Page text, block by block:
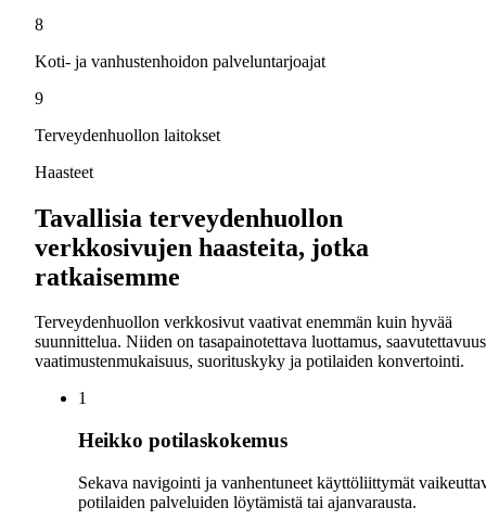
8
Koti- ja vanhustenhoidon palveluntarjoajat
9
Terveydenhuollon laitokset
Haasteet
Tavallisia terveydenhuollon
verkkosivujen haasteita, jotka
ratkaisemme
Terveydenhuollon verkkosivut vaativat enemmän kuin hyvää
suunnittelua. Niiden on tasapainotettava luottamus,
vaatimustenmukaisuus, suorituskyky ja potilaiden konvertointi.
1
Heikko potilaskokemus
Sekava navigointi ja vanhentuneet käyttöliittymät
potilaiden palveluiden löytämistä tai ajanvarausta.